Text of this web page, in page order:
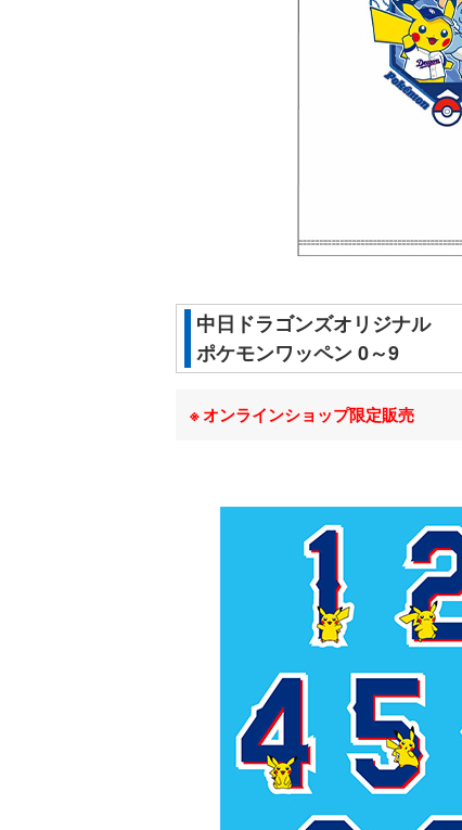
中日ドラゴンズオリジナル
ポケモンワッペン 0～9
オンラインショップ限定販売